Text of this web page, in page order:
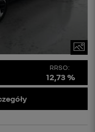
RRSO:
12,73 %